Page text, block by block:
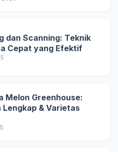
dan Scanning: Teknik
Cepat yang Efektif
Melon Greenhouse:
Lengkap & Varietas